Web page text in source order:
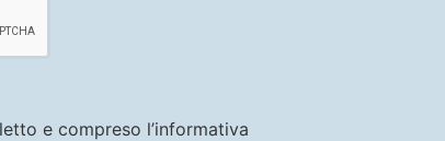
e compreso l’informativa